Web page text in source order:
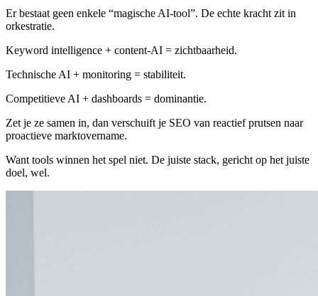
Er bestaat geen enkele “magische AI-tool”. De echte kracht zit in
orkestratie.
Keyword intelligence + content-AI = zichtbaarheid.
Technische AI + monitoring = stabiliteit.
Competitieve AI + dashboards = dominantie.
Zet je ze samen in, dan verschuift je SEO van reactief prutsen naar
proactieve marktovername.
Want tools winnen het spel niet. De juiste stack, gericht op het juiste
doel, wel.